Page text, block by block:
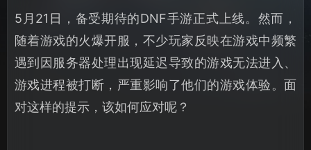
5月21日，备受期待的DNF手游正式上线。然而，
随着游戏的火爆开服，不少玩家反映在游戏中频繁
遇到因服务器处理出现延迟导致的游戏无法进入、
游戏进程被打断，严重影响了他们的游戏体验。面
对这样的提示，该如何应对呢？